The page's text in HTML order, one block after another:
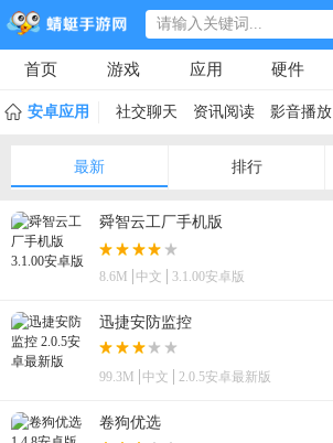
首页 游戏 应用 硬件
专题 文章 视频 最新
安卓应用 社交聊天 资讯阅读 影音播放
最新 排行
舜智云工厂手机版
8.6M 中文 3.1.00安卓版
迅捷安防监控
99.3M 中文 2.0.5安卓最新版
卷狗优选